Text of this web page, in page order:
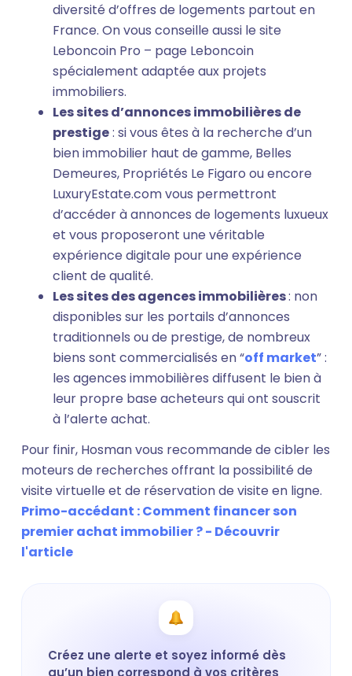
diversité d’offres de logements partout en
France. On vous conseille aussi le site
Leboncoin Pro – page Leboncoin
spécialement adaptée aux projets
immobiliers.
Les sites d’annonces immobilières de
prestige: si vous êtes à la recherche d’un
bien immobilier haut de gamme, Belles
Demeures, Propriétés Le Figaro ou encore
LuxuryEstate.com vous permettront
d’accéder à annonces de logements luxueux
et vous proposeront une véritable
expérience digitale pour une expérience
client de qualité.
Les sites des agences immobilières: non
disponibles sur les portails d’annonces
traditionnels ou de prestige, de nombreux
biens sont commercialisés en “off market” :
les agences immobilières diffusent le bien à
leur propre base acheteurs qui ont souscrit
à l’alerte achat.
Pour finir, Hosman vous recommande de cibler les
moteurs de recherches offrant la possibilité de
visite virtuelle et de réservation de visite en ligne.
Primo-accédant : Comment financer son
premier achat immobilier ? - Découvrir
l'article
Créez une alerte et soyez informé dès
qu’un bien correspond à vos critères